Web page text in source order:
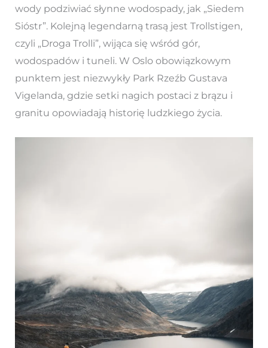
wody podziwiać słynne wodospady, jak „Siedem
Sióstr”. Kolejną legendarną trasą jest Trollstigen,
czyli „Droga Trolli”, wijąca się wśród gór,
wodospadów i tuneli. W Oslo obowiązkowym
punktem jest niezwykły Park Rzeźb Gustava
Vigelanda, gdzie setki nagich postaci z brązu i
granitu opowiadają historię ludzkiego życia.